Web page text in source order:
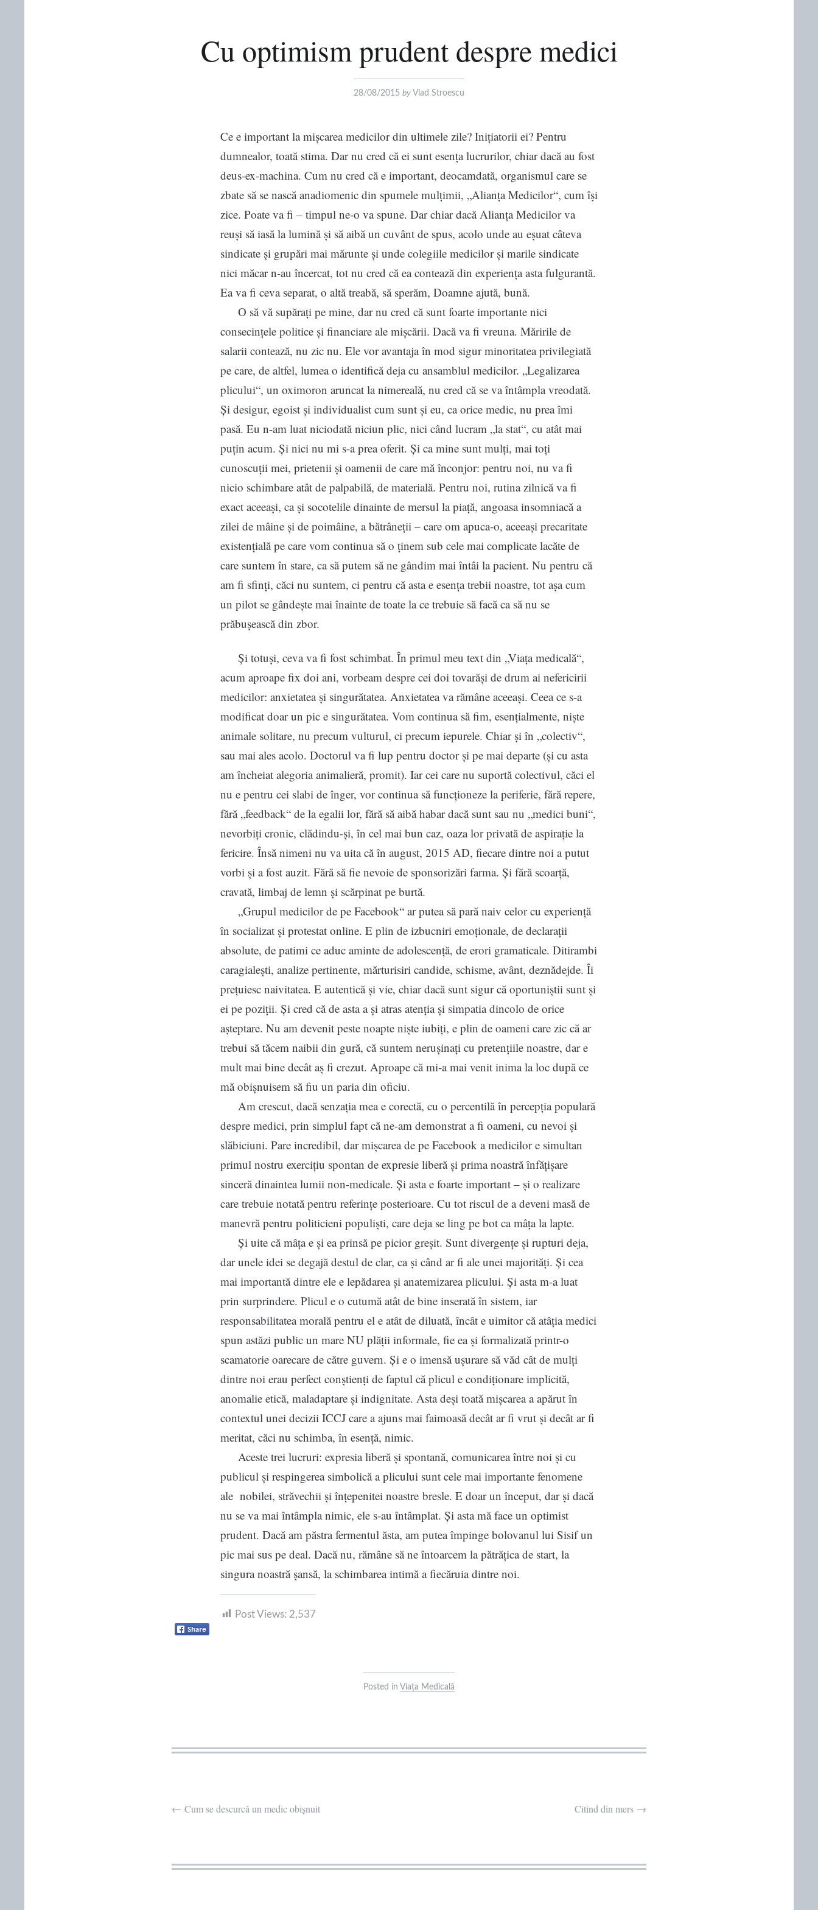
Cu optimism prudent despre medici
28/08/2015 by Vlad Stroescu
Ce e important la mișcarea medicilor din ultimele zile? Inițiatorii ei? Pentru
dumnealor, toată stima. Dar nu cred că ei sunt esența lucrurilor, chiar dacă au fost
deus-ex-machina. Cum nu cred că e important, deocamdată, organismul care se
zbate să se nască anadiomenic din spumele mulțimii, „Alianța Medicilor“, cum își
zice. Poate va fi – timpul ne-o va spune. Dar chiar dacă Alianța Medicilor va
reuși să iasă la lumină și să aibă un cuvânt de spus, acolo unde au eșuat câteva
sindicate și grupări mai mărunte și unde colegiile medicilor și marile sindicate
nici măcar n-au încercat, tot nu cred că ea contează din experiența asta fulgurantă.
Ea va fi ceva separat, o altă treabă, să sperăm, Doamne ajută, bună.
O să vă supărați pe mine, dar nu cred că sunt foarte importante nici
consecințele politice și financiare ale mișcării. Dacă va fi vreuna. Măririle de
salarii contează, nu zic nu. Ele vor avantaja în mod sigur minoritatea privilegiată
pe care, de altfel, lumea o identifică deja cu ansamblul medicilor. „Legalizarea
plicului“, un oximoron aruncat la nimereală, nu cred că se va întâmpla vreodată.
Și desigur, egoist și individualist cum sunt și eu, ca orice medic, nu prea îmi
pasă. Eu n-am luat niciodată niciun plic, nici când lucram „la stat“, cu atât mai
puțin acum. Și nici nu mi s-a prea oferit. Și ca mine sunt mulți, mai toți
cunoscuții mei, prietenii și oamenii de care mă înconjor: pentru noi, nu va fi
nicio schimbare atât de palpabilă, de materială. Pentru noi, rutina zilnică va fi
exact aceeași, ca și socotelile dinainte de mersul la piață, angoasa insomniacă a
zilei de mâine și de poimâine, a bătrâneții – care om apuca-o, aceeași precaritate
existențială pe care vom continua să o ținem sub cele mai complicate lacăte de
care suntem în stare, ca să putem să ne gândim mai întâi la pacient. Nu pentru că
am fi sfinți, căci nu suntem, ci pentru că asta e esența trebii noastre, tot așa cum
un pilot se gândește mai înainte de toate la ce trebuie să facă ca să nu se
prăbușească din zbor.
Și totuși, ceva va fi fost schimbat. În primul meu text din „Viața medicală“,
acum aproape fix doi ani, vorbeam despre cei doi tovarăși de drum ai nefericirii
medicilor: anxietatea și singurătatea. Anxietatea va rămâne aceeași. Ceea ce s-a
modificat doar un pic e singurătatea. Vom continua să fim, esențialmente, niște
animale solitare, nu precum vulturul, ci precum iepurele. Chiar și în „colectiv“,
sau mai ales acolo. Doctorul va fi lup pentru doctor și pe mai departe (și cu asta
am încheiat alegoria animalieră, promit). Iar cei care nu suportă colectivul, căci el
nu e pentru cei slabi de înger, vor continua să funcționeze la periferie, fără repere,
fără „feedback“ de la egalii lor, fără să aibă habar dacă sunt sau nu „medici buni“,
nevorbiți cronic, clădindu-și, în cel mai bun caz, oaza lor privată de aspirație la
fericire. Însă nimeni nu va uita că în august, 2015 AD, fiecare dintre noi a putut
vorbi și a fost auzit. Fără să fie nevoie de sponsorizări farma. Și fără scoarță,
cravată, limbaj de lemn și scărpinat pe burtă.
„Grupul medicilor de pe Facebook“ ar putea să pară naiv celor cu experiență
în socializat și protestat online. E plin de izbucniri emoționale, de declarații
absolute, de patimi ce aduc aminte de adolescență, de erori gramaticale. Ditirambi
caragialești, analize pertinente, mărturisiri candide, schisme, avânt, deznădejde. Îi
prețuiesc naivitatea. E autentică și vie, chiar dacă sunt sigur că oportuniștii sunt și
ei pe poziții. Și cred că de asta a și atras atenția și simpatia dincolo de orice
așteptare. Nu am devenit peste noapte niște iubiți, e plin de oameni care zic că ar
trebui să tăcem naibii din gură, că suntem nerușinați cu pretențiile noastre, dar e
mult mai bine decât aș fi crezut. Aproape că mi-a mai venit inima la loc după ce
mă obișnuisem să fiu un paria din oficiu.
Am crescut, dacă senzația mea e corectă, cu o percentilă în percepția populară
despre medici, prin simplul fapt că ne-am demonstrat a fi oameni, cu nevoi și
slăbiciuni. Pare incredibil, dar mișcarea de pe Facebook a medicilor e simultan
primul nostru exercițiu spontan de expresie liberă și prima noastră înfățișare
sinceră dinaintea lumii non-medicale. Și asta e foarte important – și o realizare
care trebuie notată pentru referințe posterioare. Cu tot riscul de a deveni masă de
manevră pentru politicieni populiști, care deja se ling pe bot ca mâța la lapte.
Și uite că mâța e și ea prinsă pe picior greșit. Sunt divergențe și rupturi deja,
dar unele idei se degajă destul de clar, ca și când ar fi ale unei majorități. Și cea
mai importantă dintre ele e lepădarea și anatemizarea plicului. Și asta m-a luat
prin surprindere. Plicul e o cutumă atât de bine inserată în sistem, iar
responsabilitatea morală pentru el e atât de diluată, încât e uimitor că atâția medici
spun astăzi public un mare NU plății informale, fie ea și formalizată printr-o
scamatorie oarecare de către guvern. Și e o imensă ușurare să văd cât de mulți
dintre noi erau perfect conștienți de faptul că plicul e condiționare implicită,
anomalie etică, maladaptare și indignitate. Asta deși toată mișcarea a apărut în
contextul unei decizii ICCJ care a ajuns mai faimoasă decât ar fi vrut și decât ar fi
meritat, căci nu schimba, în esență, nimic.
Aceste trei lucruri: expresia liberă și spontană, comunicarea între noi și cu
publicul și respingerea simbolică a plicului sunt cele mai importante fenomene
ale nobilei, străvechii și înțepenitei noastre bresle. E doar un început, dar și dacă
nu se va mai întâmpla nimic, ele s-au întâmplat. Și asta mă face un optimist
prudent. Dacă am păstra fermentul ăsta, am putea împinge bolovanul lui Sisif un
pic mai sus pe deal. Dacă nu, rămâne să ne întoarcem la pătrățica de start, la
singura noastră șansă, la schimbarea intimă a fiecăruia dintre noi.
Post Views: 2,537
Posted in Viața Medicală
Post
← Cum se descurcă un medic obișnuit Citind din mers →